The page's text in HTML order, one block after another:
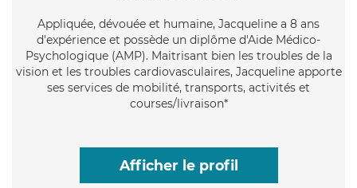
Appliquée, dévouée et humaine, Jacqueline a 8 ans
d'expérience et possède un diplôme d'Aide Médico-
Psychologique (AMP). Maitrisant bien les troubles de la
vision et les troubles cardiovasculaires, Jacqueline apporte
ses services de mobilité, transports, activités et
courses/livraison*
Afficher le profil